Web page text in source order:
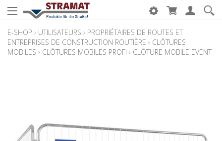
E-SHOP › UTILISATEURS › PROPRIÉTAIRES DE ROUTES ET
ENTREPRISES DE CONSTRUCTION ROUTIÈRE › CLÔTURES
MOBILES › CLÔTURES MOBILES PROFI › CLÔTURE MOBILE EVENT